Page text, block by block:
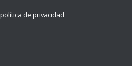
política de privacidad